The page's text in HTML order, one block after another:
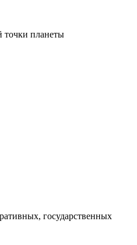
точки планеты
государственных